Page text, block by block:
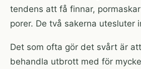
tendens att få finnar,
porer. De två sakerna utesluter
Det som ofta gör det svårt är
behandla utbrott med för